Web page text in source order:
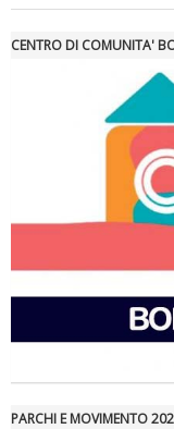
Tiziano Pesce a
Ddl Lobby, Uisp: “Il
CENTRO DI COMUNITA'
PARCHI E MOVIMENTO